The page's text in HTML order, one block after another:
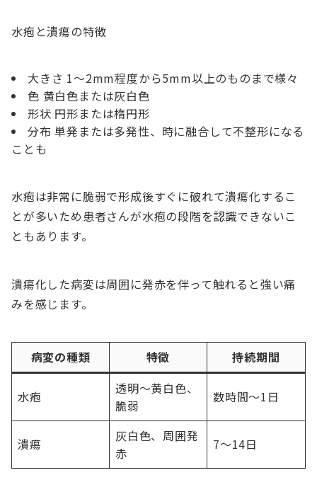
水疱と潰瘍の特徴
大きさ 1〜2mm程度から5mm以上のものまで様々
色 黄白色または灰白色
形状 円形または楕円形
分布 単発または多発性、時に融合して不整形になる
ことも
水疱は非常に脆弱で形成後すぐに破れて潰瘍化するこ
とが多いため患者さんが水疱の段階を認識できないこ
ともあります。
潰瘍化した病変は周囲に発赤を伴って触れると強い痛
みを感じます。
病変の種類 特徴 持続期間
水疱
透明〜黄白色、
脆弱
数時間〜1日
潰瘍
灰白色、周囲発
赤
7〜14日